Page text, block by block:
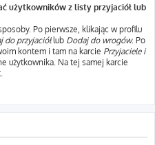
użytkowników z listy przyjaciół lub
Po pierwsze, klikając w profilu
do przyjaciółlub Dodaj do wrogów. Po
kontem i tam na karcie Przyjaciele i
użytkownika. Na tej samej karcie